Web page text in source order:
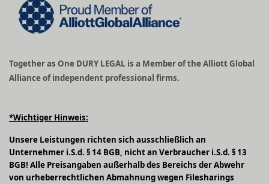
Together as One DURY LEGAL is a Member of the Alliott Global
Alliance of independent professional firms.
*Wichtiger Hinweis:
Unsere Leistungen richten sich ausschließlich an
Unternehmer i.S.d. § 14 BGB, nicht an Verbraucher i.S.d. § 13
BGB! Alle Preisangaben außerhalb des Bereichs der Abwehr
von urheberrechtlichen Abmahnung wegen Filesharings